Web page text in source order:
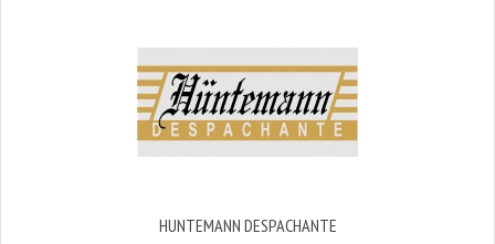
HUNTEMANN DESPACHANTE